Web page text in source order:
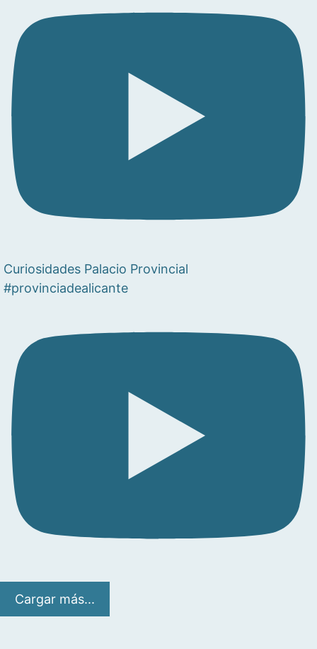
Curiosidades Palacio Provincial
#provinciadealicante
Cargar más...